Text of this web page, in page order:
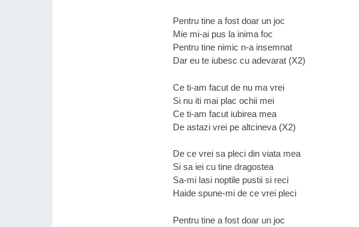
Pentru tine a fost doar un joc
Mie mi-ai pus la inima foc
Pentru tine nimic n-a insemnat
Dar eu te iubesc cu adevarat (X2)
Ce ti-am facut de nu ma vrei
Si nu iti mai plac ochii mei
Ce ti-am facut iubirea mea
De astazi vrei pe altcineva (X2)
De ce vrei sa pleci din viata mea
Si sa iei cu tine dragostea
Sa-mi lasi noptile pustii si reci
Haide spune-mi de ce vrei pleci
Pentru tine a fost doar un joc